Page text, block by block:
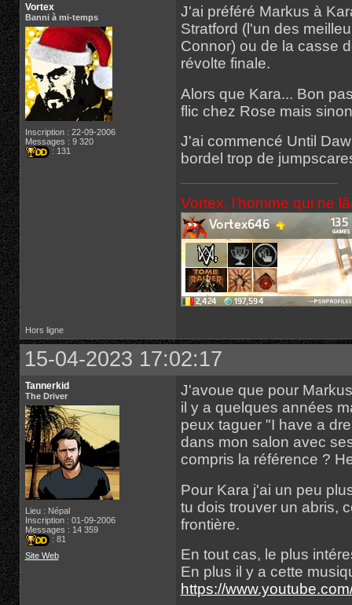
Vortex
Banni à mi-temps
Inscription : 22-09-2006
Messages : 9 320
: 131
J'ai préféré Markus à
Stratford (l'un des
Connor) ou de la casse
révolte finale.
Alors que Kara... Bon
flic chez Rose mais
J'ai commencé Until
bordel trop de
Vortex, l'homme qui ne
Hors ligne
15-04-2023 17:02:17
Tannerkid
The Driver
Lieu : Népal
Inscription : 01-09-2006
Messages : 14 359
: 81
Site Web
J'avoue que pour
il y a quelques années
peux taguer "I have a
dans mon salon avec
compris la référence ?
Pour Kara j'ai un peu
tu dois trouver un abris,
frontière.
En tout cas, le plus
En plus il y a cette
https://